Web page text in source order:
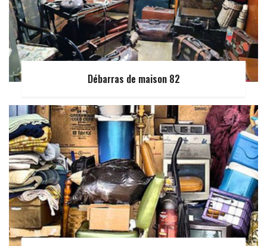
Débarras de maison 82